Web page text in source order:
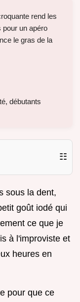
rend les
pour un apéro
le gras de la
débutants
☷
sous la dent,
goût iodé qui
ce que je
à l'improviste et
heures en
pour que ce